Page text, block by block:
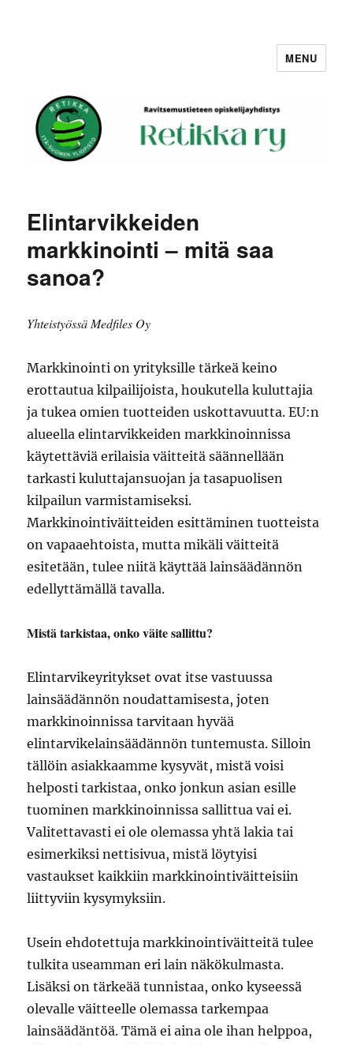
MENU
Elintarvikkeiden
markkinointi – mitä saa
sanoa?
Yhteistyössä Medfiles Oy
Markkinointi on yrityksille tärkeä keino
erottautua kilpailijoista, houkutella kuluttajia
ja tukea omien tuotteiden uskottavuutta. EU:n
alueella elintarvikkeiden markkinoinnissa
käytettäviä erilaisia väitteitä säännellään
tarkasti kuluttajansuojan ja tasapuolisen
kilpailun varmistamiseksi.
Markkinointiväitteiden esittäminen tuotteista
on vapaaehtoista, mutta mikäli väitteitä
esitetään, tulee niitä käyttää lainsäädännön
edellyttämällä tavalla.
Mistä tarkistaa, onko väite sallittu?
Elintarvikeyritykset ovat itse vastuussa
lainsäädännön noudattamisesta, joten
markkinoinnissa tarvitaan hyvää
elintarvikelainsäädännön tuntemusta. Silloin
tällöin asiakkaamme kysyvät, mistä voisi
helposti tarkistaa, onko jonkun asian esille
tuominen markkinoinnissa sallittua vai ei.
Valitettavasti ei ole olemassa yhtä lakia tai
esimerkiksi nettisivua, mistä löytyisi
vastaukset kaikkiin markkinointiväitteisiin
liittyviin kysymyksiin.
Usein ehdotettuja markkinointiväitteitä tulee
tulkita useamman eri lain näkökulmasta.
Lisäksi on tärkeää tunnistaa, onko kyseessä
olevalle väitteelle olemassa tarkempaa
lainsäädäntöä. Tämä ei aina ole ihan helppoa,